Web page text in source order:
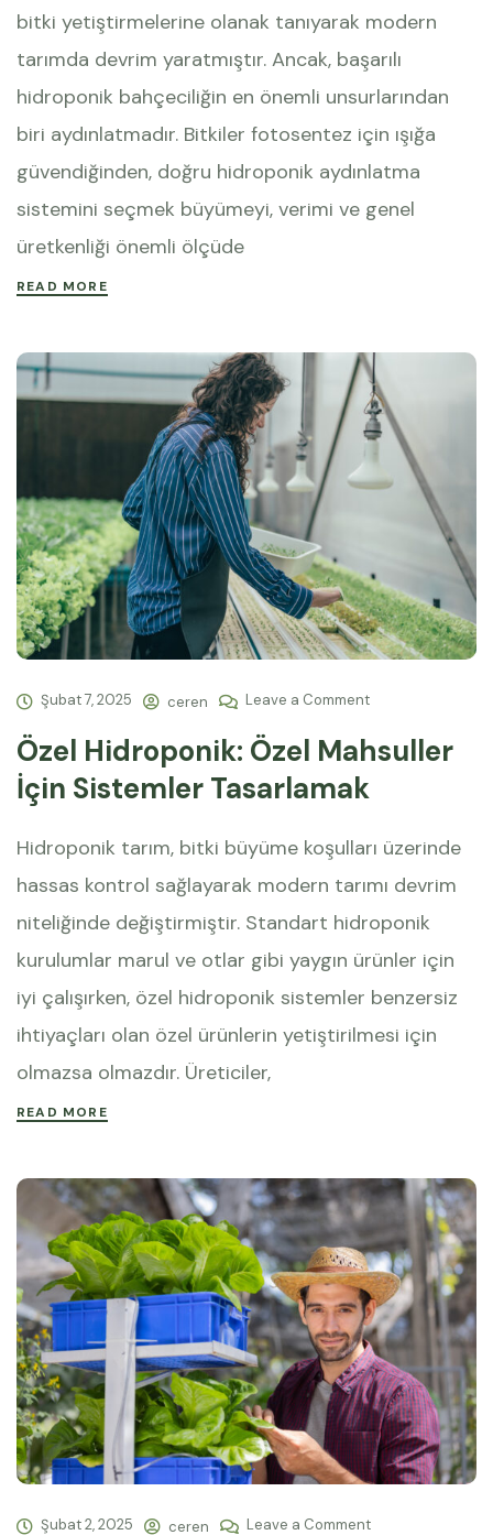
bitki yetiştirmelerine olanak tanıyarak modern
tarımda devrim yaratmıştır. Ancak, başarılı
hidroponik bahçeciliğin en önemli unsurlarından
biri aydınlatmadır. Bitkiler fotosentez için ışığa
güvendiğinden, doğru hidroponik aydınlatma
sistemini seçmek büyümeyi, verimi ve genel
üretkenliği önemli ölçüde
READ MORE
Şubat 7, 2025 ceren Leave a Comment
Özel Hidroponik: Özel Mahsuller
İçin Sistemler Tasarlamak
Hidroponik tarım, bitki büyüme koşulları üzerinde
hassas kontrol sağlayarak modern tarımı devrim
niteliğinde değiştirmiştir. Standart hidroponik
kurulumlar marul ve otlar gibi yaygın ürünler için
iyi çalışırken, özel hidroponik sistemler benzersiz
ihtiyaçları olan özel ürünlerin yetiştirilmesi için
olmazsa olmazdır. Üreticiler,
READ MORE
Şubat 2, 2025 ceren Leave a Comment